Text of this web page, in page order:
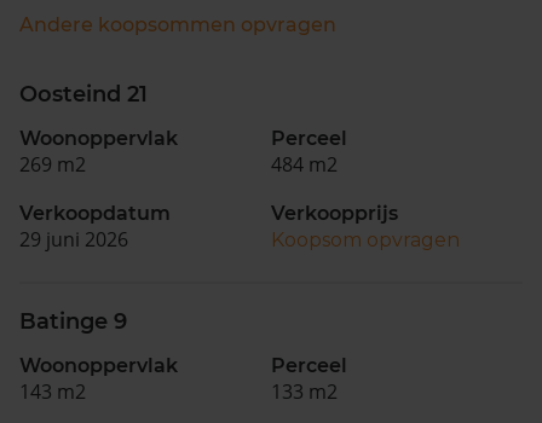
Andere koopsommen opvragen
Oosteind 21
Woonoppervlak
269 m2
Perceel
484 m2
Verkoopdatum
29 juni 2026
Verkoopprijs
Koopsom opvragen
Batinge 9
Woonoppervlak
143 m2
Perceel
133 m2